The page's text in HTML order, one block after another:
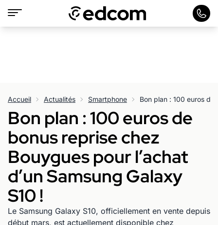
Accueil Actualités Smartphone
Bon plan : 100 euros de
bonus reprise chez
Bouygues pour l’achat
d’un Samsung Galaxy
S10 !
Le Samsung Galaxy S10, officiellement en vente depuis
début mars, est actuellement disponible chez